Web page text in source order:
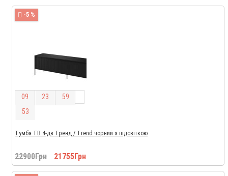
-5 %
09 23 59
52
Тумба ТВ 4-дв Тренд / Trend чорний з підсвіткою
22900Грн 21755Грн